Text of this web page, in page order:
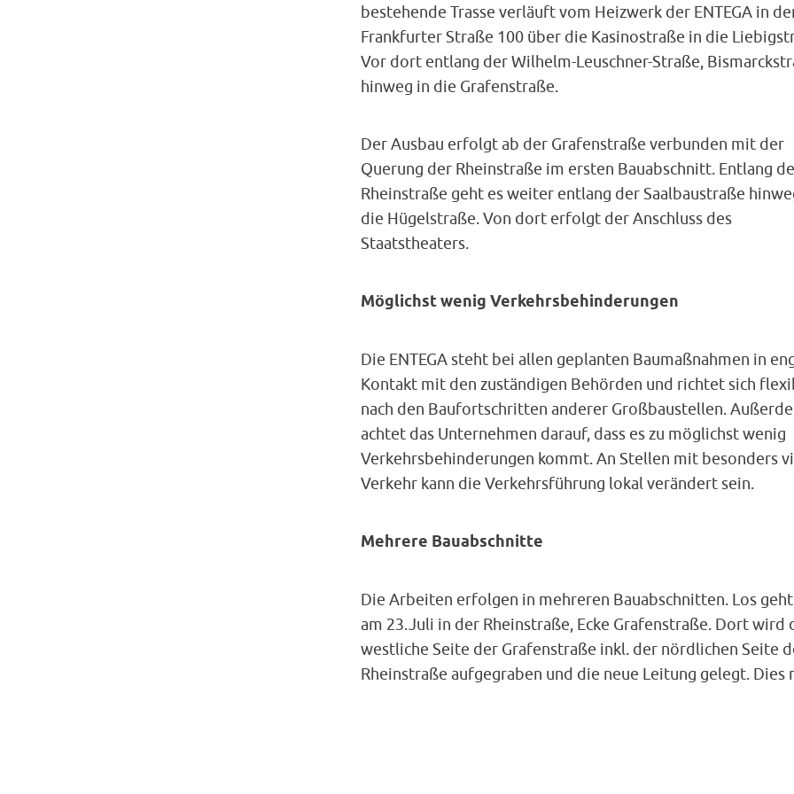
bestehende Trasse verläuft vom Heizwerk der ENTEGA in
Frankfurter Straße 100 über die Kasinostraße in die
Vor dort entlang der Wilhelm-Leuschner-Straße,
hinweg in die Grafenstraße.
Der Ausbau erfolgt ab der Grafenstraße verbunden mit der
Querung der Rheinstraße im ersten Bauabschnitt. Entlang
Rheinstraße geht es weiter entlang der Saalbaustraße
die Hügelstraße. Von dort erfolgt der Anschluss des
Staatstheaters.
Möglichst wenig Verkehrsbehinderungen
Die ENTEGA steht bei allen geplanten Baumaßnahmen in
Kontakt mit den zuständigen Behörden und richtet sich
nach den Baufortschritten anderer Großbaustellen.
achtet das Unternehmen darauf, dass es zu möglichst wenig
Verkehrsbehinderungen kommt. An Stellen mit besonders
Verkehr kann die Verkehrsführung lokal verändert sein.
Mehrere Bauabschnitte
Die Arbeiten erfolgen in mehreren Bauabschnitten. Los geht
am 23.Juli in der Rheinstraße, Ecke Grafenstraße. Dort wird
westliche Seite der Grafenstraße inkl. der nördlichen Seite
Rheinstraße aufgegraben und die neue Leitung gelegt. Dies